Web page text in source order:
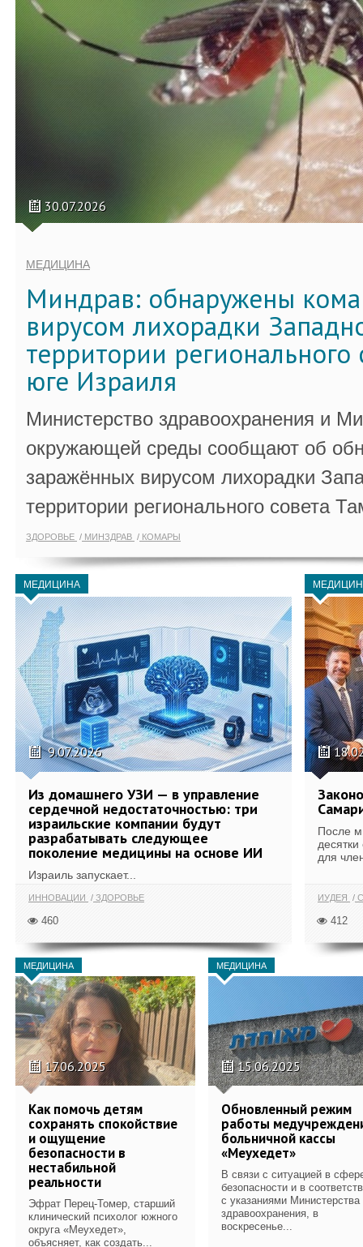
30.07.2026
МЕДИЦИНА
Миндрав: обнаружены
вирусом лихорадки
территории регионального
юге Израиля
Министерство здравоохранения и
окружающей среды сообщают об
заражённых вирусом лихорадки
территории регионального совета
ЗДОРОВЬЕ МИНЗДРАВ КОМАРЫ
МЕДИЦИНА
9.07.2026
Из домашнего УЗИ — в управление
сердечной недостаточностью: три
израильские компании будут
разрабатывать следующее
поколение медицины на основе ИИ
Израиль запускает...
ИННОВАЦИИ ЗДОРОВЬЕ
460
После
для
ИУДЕЯ
412
МЕДИЦИНА
17.06.2025
Как помочь детям
сохранять спокойствие
и ощущение
безопасности в
нестабильной
реальности
Эфрат Перец-Томер, старший
клинический психолог южного
округа «Меухедет»,
объясняет, как создать...
МЕДИЦИНА
15.06.2025
Обновленный режим
работы
больничной кассы
«Меухедет»
В связи с ситуацией в
безопасности и в
с указаниями Министерства
здравоохранения, в
воскресенье...